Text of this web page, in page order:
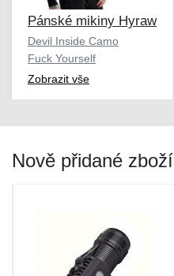
Pánské mikiny Hyraw
Devil Inside Camo
Fuck Yourself
Zobrazit vše
Nově přidané zboží